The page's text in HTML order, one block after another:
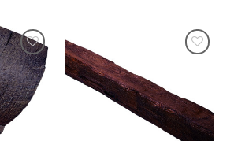
Legg til
i
ønskeliste
ønskeliste